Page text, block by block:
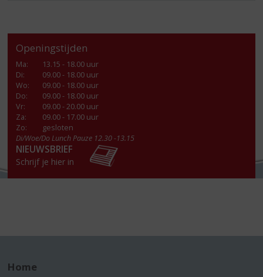
Openingstijden
Ma:
13.15 - 18.00 uur
Di:
09.00 - 18.00 uur
Wo:
09.00 - 18.00 uur
Do:
09.00 - 18.00 uur
Vr:
09.00 - 20.00 uur
Za:
09.00 - 17.00 uur
Zo:
gesloten
Di/Woe/Do Lunch Pauze 12.30 -13.15
NIEUWSBRIEF
Schrijf je hier in
Home